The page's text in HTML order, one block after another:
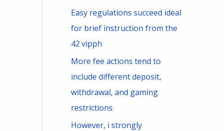
Easy regulations succeed ideal
for brief instruction from the
42 vipph
More fee actions tend to
include different deposit,
withdrawal, and gaming
restrictions
However, i strongly